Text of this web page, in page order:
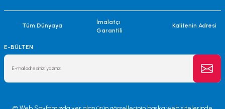
Tüm Dünyaya
İmalatçı
Garantili
Kalitenin Adresi
E-BÜLTEN